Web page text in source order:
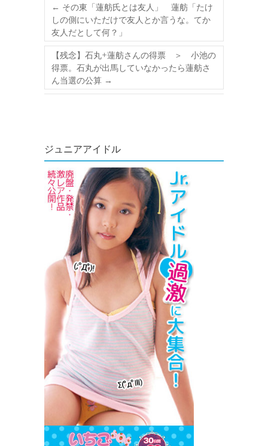
← その東「蓮舫氏とは友人」 蓮舫「たけ
しの側にいただけで友人とか言うな。てか
友人だとして何？」
【残念】石丸+蓮舫さんの得票 ＞ 小池の
得票。石丸が出馬していなかったら蓮舫さ
ん当選の公算 →
ジュニアアイドル